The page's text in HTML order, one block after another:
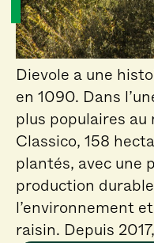
Dievole a une
en 1090. Dans
plus populaires
Classico, 158
plantés, avec une
production
l’environnement
raisin. Depuis